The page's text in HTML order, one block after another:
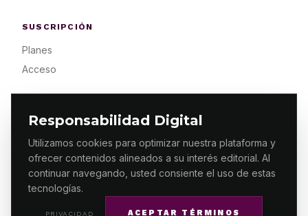
Responsabilidad Digital
Utilizamos cookies para optimizar nuestra plataforma y
ofrecer contenidos alineados a su interés editorial. Al
continuar navegando, usted consiente el uso de estas
tecnologías.
PRIVACIDAD ACEPTAR TÉRMINOS
SUSCRIPCIÓN
Planes
Acceso
© 2026 ES PRIMERA MX. ALGUNOS DERECHOS
RESERVADOS / DESIGNMAKING.MX